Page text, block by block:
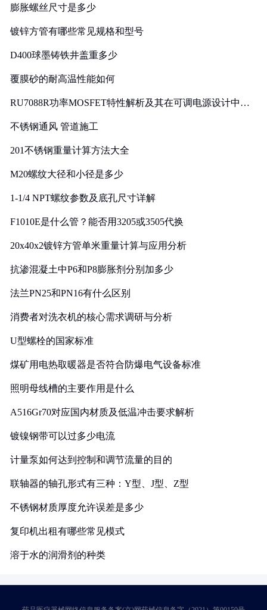
膨胀螺丝尺寸是多少
镀锌方管有哪些常见规格和型号
D400球墨铸铁井盖重多少
覆膜砂的耐高温性能如何
RU7088R功率MOSFET特性解析及其在可调电源设计中的
不锈钢通风 管道施工
201不锈钢重量计算方法大全
M20螺纹大径和小径是多少
1-1/4 NPT螺纹参数及底孔尺寸详解
F1010E是什么管？能否用3205或3505代换
20x40x2镀锌方管单米重量计算与应用分析
抗渗混凝土中P6和P8膨胀剂分别加多少
法兰PN25和PN16有什么区别
消费者对洗衣机的核心需求调研与分析
U型螺栓的国家标准
煤矿用电热取暖器是否符合防爆电气设备标准
照明母线槽的主要作用是什么
A516Gr70对应国内材质及低温冲击要求解析
镀镍钢带可以过多少电流
计量泵如何达到控制和调节流量的目的
联轴器的轴孔形式有三种：Y型、J型、Z型
不锈钢材质厚度允许误差是多少
复印机出租有哪些常见模式
溶于水的润滑剂的种类